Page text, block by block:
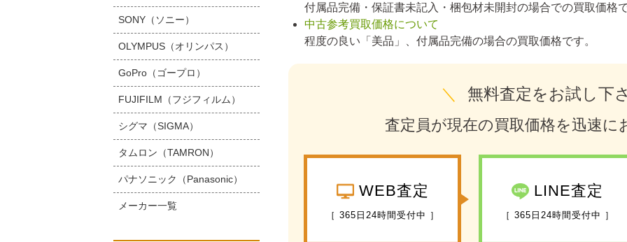
付属品完備・保証書未記入・梱包材未開封の場合での買取価格で
中古参考買取価格について
程度の良い「美品」、付属品完備の場合の買取価格です。
＼ 無料査定をお試し下
査定員が現在の買取価格を迅速に
WEB査定
［ 365日24時間受付中 ］
LINE査定
［ 365日24時間受付中 ］
SONY（ソニー）
OLYMPUS（オリンパス）
GoPro（ゴープロ）
FUJIFILM（フジフィルム）
シグマ（SIGMA）
タムロン（TAMRON）
パナソニック（Panasonic）
メーカー一覧